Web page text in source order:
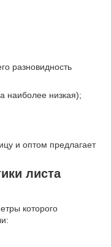
разновидность
наиболее низкая);
и оптом предлагает
листа
которого